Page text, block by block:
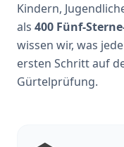
Kindern,
als 400 Fünf-
wissen wir, was
ersten Schritt auf
Gürtelprüfung.